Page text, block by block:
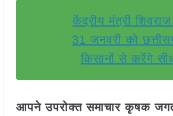
केंद्रीय मंत्री
31 जनवरी को
किसानों से करेंगे
आपने उपरोक्त समाचार कृषक